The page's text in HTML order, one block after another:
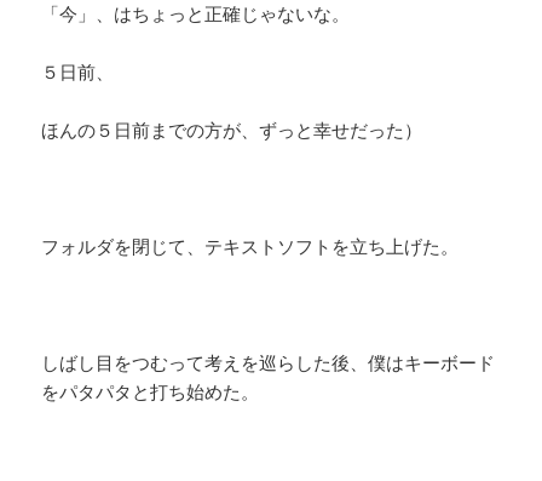
「今」、はちょっと正確じゃないな。
５日前、
ほんの５日前までの方が、ずっと幸せだった）
フォルダを閉じて、テキストソフトを立ち上げた。
しばし目をつむって考えを巡らした後、僕はキーボード
をパタパタと打ち始めた。